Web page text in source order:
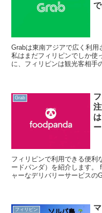
Grabは東南アジアで広く利用
私はまだフィリピンでしか使
に、フィリピンは観光客相手
す。トゥクトゥクやバスを
Grab
フィリピンで利用できる便利
ードパンダ）を紹介します。
ャーなデリバリーサービスの
フィリピン